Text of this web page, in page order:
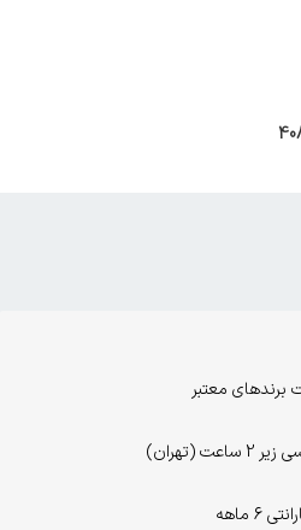
برندهای معتبر
(تهران)
6 ماهه